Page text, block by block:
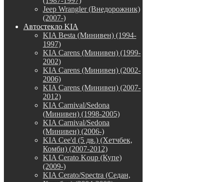
Jeep Wrangler (Внедорожник)
(2007-)
Автостекло KIA
KIA Besta (Минивен) (1994-
1997)
KIA Carens (Минивен) (1999-
2002)
KIA Carens (Минивен) (2002-
2006)
KIA Carens (Минивен) (2007-
2012)
KIA Carnival/Sedona
(Минивен) (1998-2005)
KIA Carnival/Sedona
(Минивен) (2006-)
KIA Cee'd (5 дв.) (Хетчбек,
Комби) (2007-2012)
KIA Cerato Koup (Купе)
(2009-)
KIA Cerato/Spectra (Седан,